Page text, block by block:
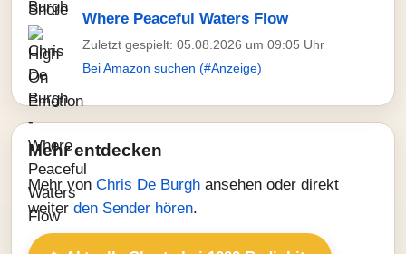
Where Peaceful Waters Flow
Zuletzt gespielt: 05.08.2026 um 09:05 Uhr
Bei Amazon suchen (#Anzeige)
Mehr entdecken
Mehr von Chris De Burgh ansehen oder direkt
weiter den Sender hören.